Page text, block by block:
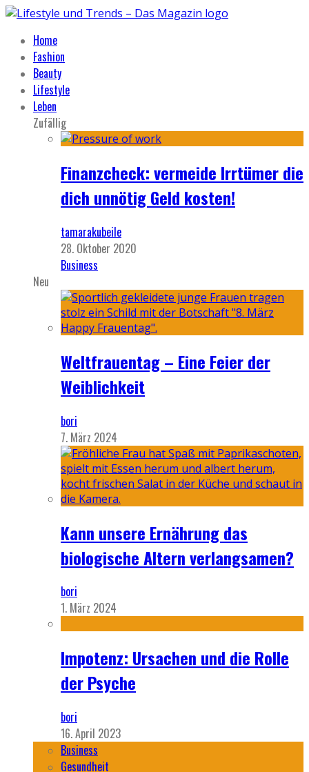
Home
Fashion
Beauty
Lifestyle
Leben
Zufällig
Finanzcheck: vermeide Irrtümer die
dich unnötig Geld kosten!
tamarakubeile
28. Oktober 2020
Business
Neu
Weltfrauentag – Eine Feier der
Weiblichkeit
bori
7. März 2024
Kann unsere Ernährung das
biologische Altern verlangsamen?
bori
1. März 2024
Impotenz: Ursachen und die Rolle
der Psyche
bori
16. April 2023
Business
Gesundheit